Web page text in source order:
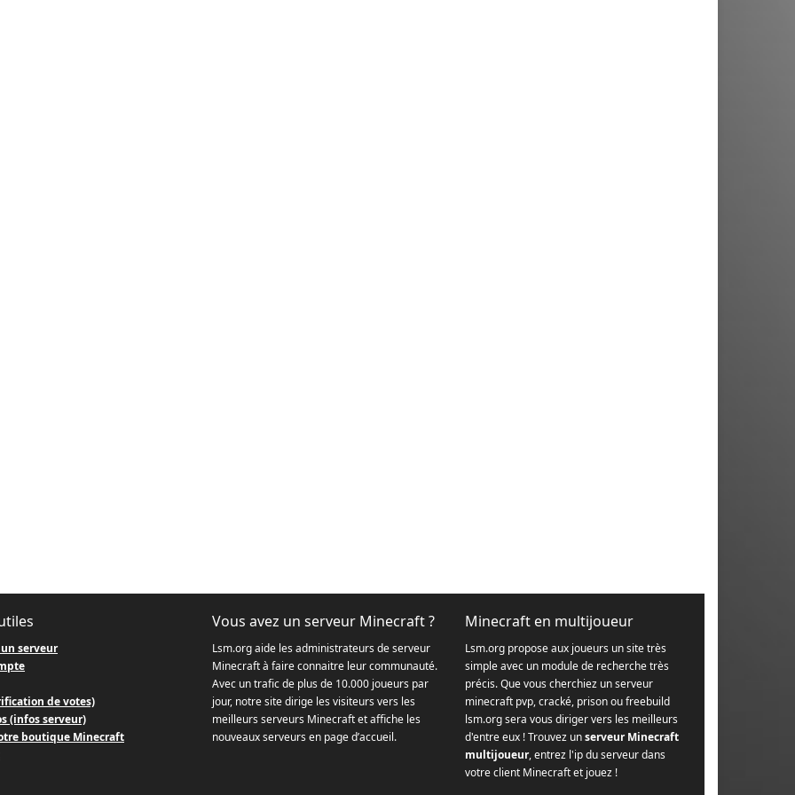
serveur
de votes)
(infos serveur)
boutique Minecraft
Vous avez un serveur Minecraft ?
Lsm.org aide les administrateurs de serveur
Minecraft à faire connaitre leur communauté.
Avec un trafic de plus de 10.000 joueurs par
jour, notre site dirige les visiteurs vers les
meilleurs serveurs Minecraft et affiche les
nouveaux serveurs en page d’accueil.
Minecraft en multijoueur
Lsm.org propose aux joueurs un site très
simple avec un module de recherche très
précis. Que vous cherchiez un serveur
minecraft pvp, cracké, prison ou freebuild
lsm.org sera vous diriger vers les meilleurs
d'entre eux ! Trouvez unserveur Minecraft
multijoueur, entrez l'ip du serveur dans
votre client Minecraft et jouez !